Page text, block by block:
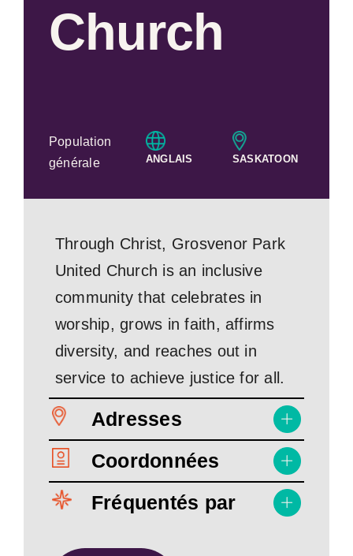
Church
Population
générale
ANGLAIS SASKATOON
Through Christ, Grosvenor Park
United Church is an inclusive
community that celebrates in
worship, grows in faith, affirms
diversity, and reaches out in
service to achieve justice for all.
Adresses
Coordonnées
Fréquentés par